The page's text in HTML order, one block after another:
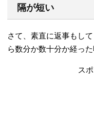
隔が短い
さて、素直に返事もし
ら数分か数十分か経った
ス